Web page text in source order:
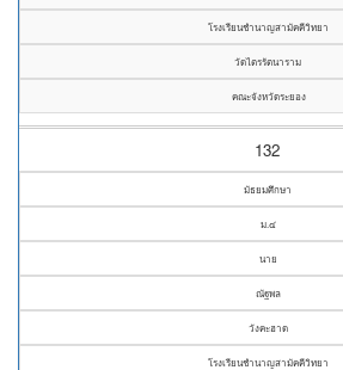
โรงเรียนชำนาญสามัคคีวิทยา
วัดไตรรัตนาราม
คณะจังหวัดระยอง
132
มัธยมศึกษา
ม.๔
นาย
ณัฐพล
วังคะฮาด
โรงเรียนชำนาญสามัคคีวิทยา